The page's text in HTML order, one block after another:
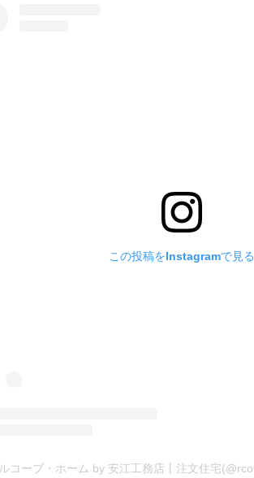
この投稿をInstagramで見る